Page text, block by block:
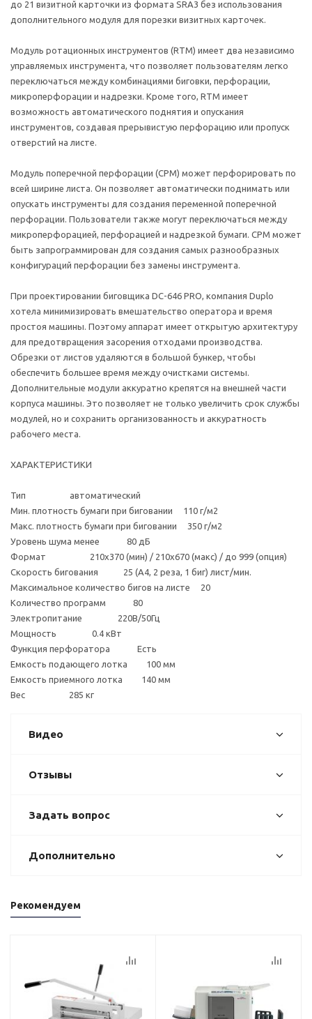
до 21 визитной карточки из формата SRA3 без использования
дополнительного модуля для порезки визитных карточек.
Модуль ротационных инструментов (RTM) имеет два независимо
управляемых инструмента, что позволяет пользователям легко
переключаться между комбинациями биговки, перфорации,
микроперфорации и надрезки. Кроме того, RTM имеет
возможность автоматического поднятия и опускания
инструментов, создавая прерывистую перфорацию или пропуск
отверстий на листе.
Модуль поперечной перфорации (CPM) может перфорировать по
всей ширине листа. Он позволяет автоматически поднимать или
опускать инструменты для создания переменной поперечной
перфорации. Пользователи также могут переключаться между
микроперфорацией, перфорацией и надрезкой бумаги. СРМ может
быть запрограммирован для создания самых разнообразных
конфигураций перфорации без замены инструмента.
При проектировании биговщика DC-646 PRO, компания Duplo
хотела минимизировать вмешательство оператора и время
простоя машины. Поэтому аппарат имеет открытую архитектуру
для предотвращения засорения отходами производства.
Обрезки от листов удаляются в большой бункер, чтобы
обеспечить большее время между очистками системы.
Дополнительные модули аккуратно крепятся на внешней части
корпуса машины. Это позволяет не только увеличить срок службы
модулей, но и сохранить организованность и аккуратность
рабочего места.
ХАРАКТЕРИСТИКИ
Тип автоматический
Мин. плотность бумаги при биговании 110 г/м2
Макс. плотность бумаги при биговании 350 г/м2
Уровень шума менее 80 дБ
Формат 210x370 (мин) / 210x670 (макс) / до 999 (опция)
Скорость бигования 25 (A4, 2 реза, 1 биг) лист/мин.
Максимальное количество бигов на листе 20
Количество программ 80
Электропитание 220В/50Гц
Мощность 0.4 кВт
Функция перфоратора Есть
Емкость подающего лотка 100 мм
Емкость приемного лотка 140 мм
Вес 285 кг
Видео
Отзывы
Задать вопрос
Дополнительно
Рекомендуем